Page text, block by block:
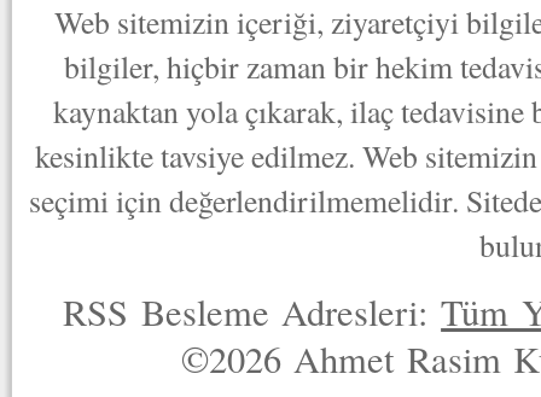
Web sitemizin içeriği, ziyaretçiyi
bilgiler, hiçbir zaman bir hekim
kaynaktan yola çıkarak, ilaç
kesinlikte tavsiye edilmez. Web
seçimi için değerlendirilmemelidir.
RSS Besleme Adresleri:Tüm
©2026 Ahmet Rasim